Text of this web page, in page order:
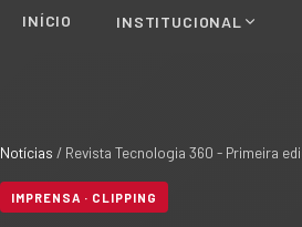
INÍCIO INSTITUCIONAL
Notícias / Revista Tecnologia 360 - Primeira
IMPRENSA · CLIPPING